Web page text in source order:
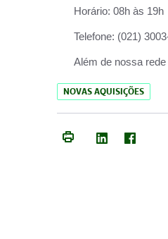
Horário: 08h às 19h
Telefone: (021)
Além de nossa
NOVAS AQUISIÇÕES